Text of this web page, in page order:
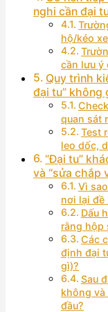
nghi cần đại
hộ/kéo
cần lưu ý
Quy trình
đại tu” không
quan sát
Test
leo dốc,
“Đại tu”
và “sửa chắp
Vì
nơi lại đề
Dấu
rằng hộp
Các
định đại
gì)?
Sau
không
đầu?